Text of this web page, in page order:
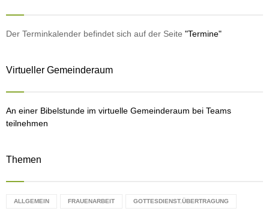
o
Der Terminkalender befindet sich auf der Seite "Termine"
Virtueller Gemeinderaum
An einer Bibelstunde im virtuelle Gemeinderaum bei Teams
teilnehmen
Themen
ALLGEMEIN FRAUENARBEIT GOTTESDIENST.ÜBERTRAGUNG